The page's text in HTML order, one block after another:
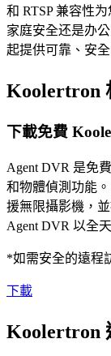
和 RTSP 兼容性
家庭安全还是办
起提供可靠、安全
Koolertron
下載免費
Agent DVR 是免
和物體偵測功能
援無限攝影機，
Agent DVR 以全
*如需安全的遠程
下載
Koolertron